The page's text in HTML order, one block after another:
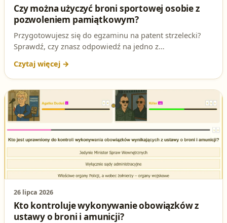
Czy można użyczyć broni sportowej osobie z
pozwoleniem pamiątkowym?
Przygotowujesz się do egzaminu na patent strzelecki?
Sprawdź, czy znasz odpowiedź na jedno z
pozwoleniem na broń sportową może legalnie użyczyć
broni komuś, kto ma tylko pozwolenie pamiątkowe?
Rozwiązujemy to zagadnienie krok po kroku, odwołując
się do przepisów ustawy o broni i amunicji. Przeczytaj i
utrwal swoją wiedzę przed testem!
26 lipca 2026
Kto kontroluje wykonywanie obowiązków z
ustawy o broni i amunicji?